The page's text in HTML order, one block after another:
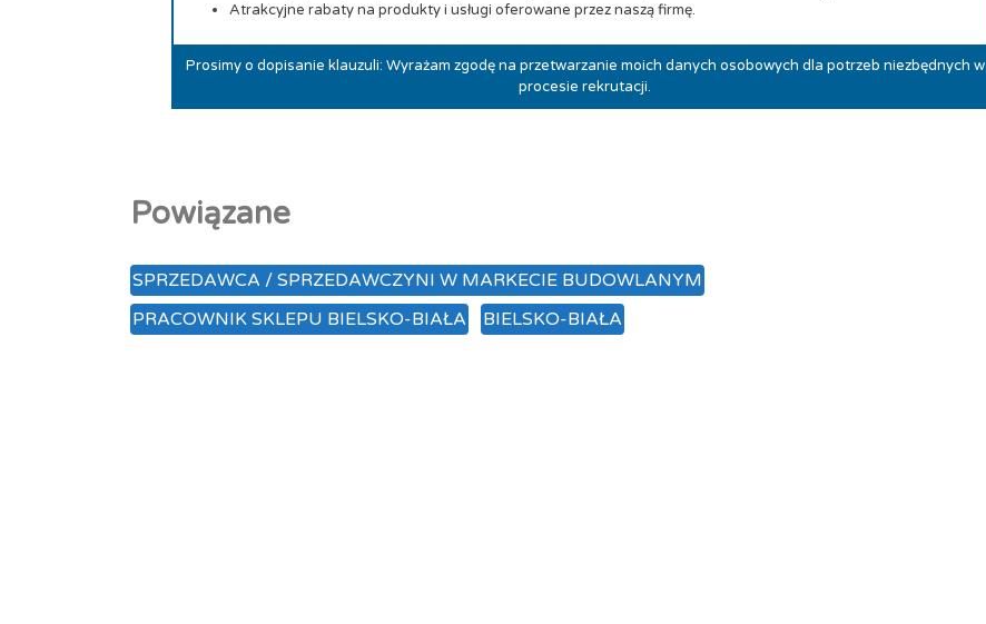
Atrakcyjne rabaty na produkty i usługi oferowane przez naszą firmę.
Prosimy o dopisanie klauzuli: Wyrażam zgodę na przetwarzanie moich danych osobowych dla potrzeb niezbędnych w
procesie rekrutacji.
Powiązane
SPRZEDAWCA / SPRZEDAWCZYNI W MARKECIE BUDOWLANYM
PRACOWNIK SKLEPU BIELSKO-BIAŁA
BIELSKO-BIAŁA